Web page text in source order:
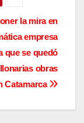
la mira en
empresa
que se quedó
obras
Catamarca